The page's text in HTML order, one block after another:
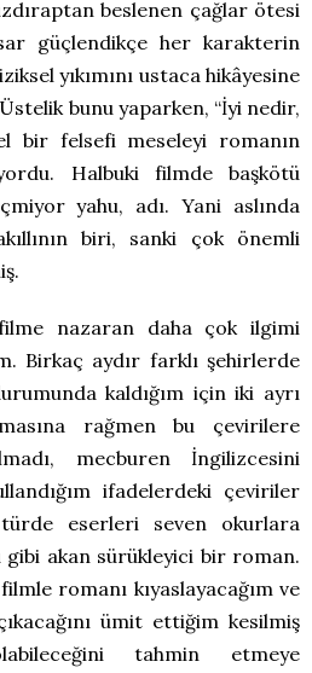
beslenen çağlar ötesi
güçlendikçe her karakterin
yıkımını ustaca hikâyesine
bunu yaparken, “İyi nedir,
bir felsefi meseleyi romanın
Halbuki filmde başkötü
yahu, adı. Yani aslında
biri, sanki çok önemli
filme nazaran daha çok ilgimi
Birkaç aydır farklı şehirlerde
kaldığım için iki ayrı
rağmen bu çevirilere
mecburen İngilizcesini
ifadelerdeki çeviriler
eserleri seven okurlara
akan sürükleyici bir roman.
romanı kıyaslayacağım ve
ümit ettiğim kesilmiş
tahmin etmeye